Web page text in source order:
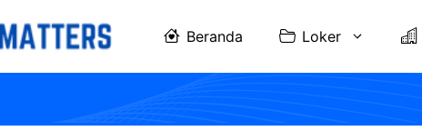
Beranda Loker